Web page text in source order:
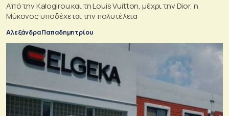
Από την Kalogirou και τη Louis Vuitton, μέχρι την Dior, η
Μύκονος υποδέχεται την πολυτέλεια
Αλεξάνδρα Παπαδημητρίου